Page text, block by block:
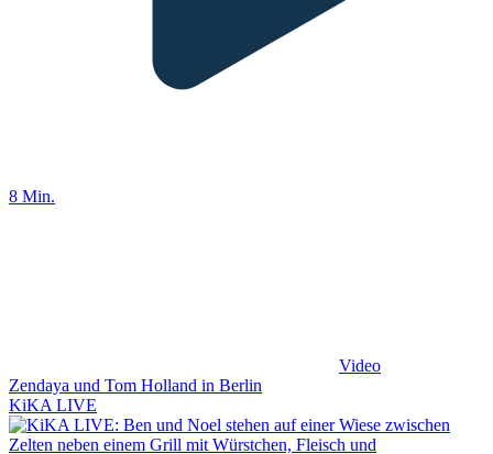
8 Min.
Video
Zendaya und Tom Holland in Berlin
KiKA LIVE